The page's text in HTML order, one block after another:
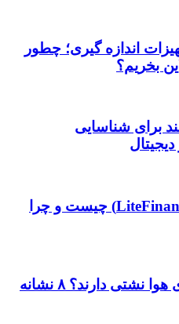
اندازه گیری؛ چطور
بخریم؟
برای شناسایی
بروکر لایت فایننس (LiteFinance) چیست و چرا
از کجا بفهمیم کانال‌های هوا نشتی دارند؟ ۸ نشانه